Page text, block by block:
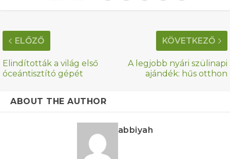
ELŐZŐ
Elindították a világ első
óceántisztító gépét
KÖVETKEZŐ
A legjobb nyári szülinapi
ajándék: hűs otthon
ABOUT THE AUTHOR
abbiyah